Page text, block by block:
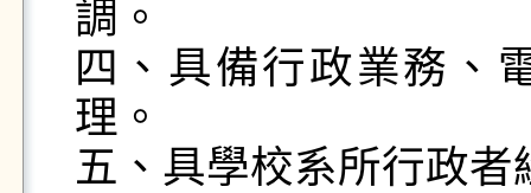
調。
四、具備行政業務、
理。
五、具學校系所行政者